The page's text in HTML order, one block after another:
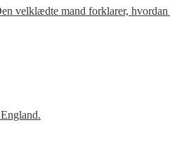
velklædte mand forklarer, hvordan